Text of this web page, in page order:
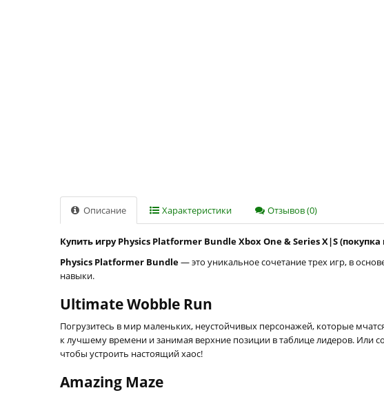
Описание Характеристики Отзывов (0)
Купить игру Physics Platformer Bundle Xbox One & Series X|S
Physics Platformer Bundle— это уникальное сочетание трех игр, в
навыки.
Ultimate Wobble Run
Погрузитесь в мир маленьких, неустойчивых персонажей, которые
к лучшему времени и занимая верхние позиции в таблице лидеров. Или
чтобы устроить настоящий хаос!
Amazing Maze